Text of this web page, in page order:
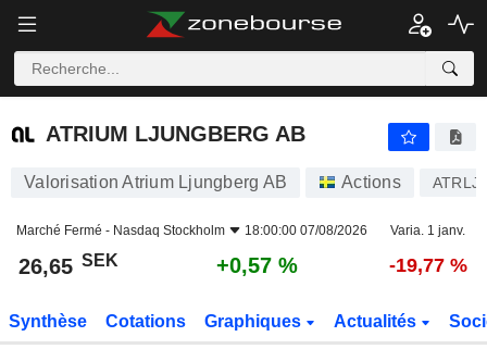
ATRIUM LJUNGBERG AB
ATRIUM LJUNGBERG AB
Valorisation Atrium Ljungberg AB Actions ATRLJ
Marché Fermé - Nasdaq Stockholm 18:00:00 07/08/2026 Varia. 1 janv.
26,65 SEK +0,57 % -19,77 %
Synthèse Cotations Graphiques Actualités